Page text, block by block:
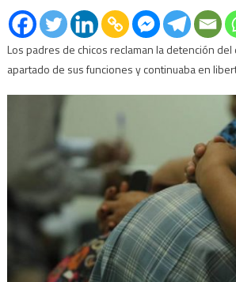
Los padres de chicos reclaman la detención del
apartado de sus funciones y continuaba en